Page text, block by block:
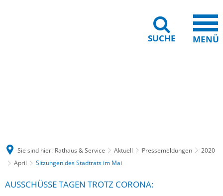
SUCHE MENÜ
Sie sind hier: Rathaus & Service Aktuell Pressemeldungen
2020
April
Sitzungen des Stadtrats im Mai
AUSSCHÜSSE TAGEN TROTZ CORONA: